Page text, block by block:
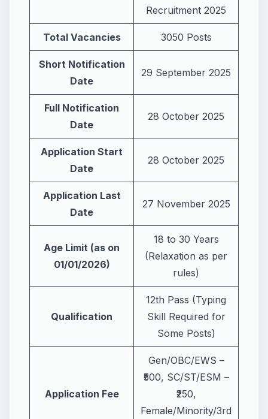
Recruitment 2025
Total Vacancies 3050 Posts
Short Notification
Date
29 September 2025
Full Notification
Date
28 October 2025
Application Start
Date
28 October 2025
Application Last
Date
27 November 2025
Age Limit (as on
01/01/2026)
18 to 30 Years
(Relaxation as per
rules)
Qualification
12th Pass (Typing
Skill Required for
Some Posts)
Application Fee
Gen/OBC/EWS –
₹500, SC/ST/ESM –
₹250,
Female/Minority/3rd